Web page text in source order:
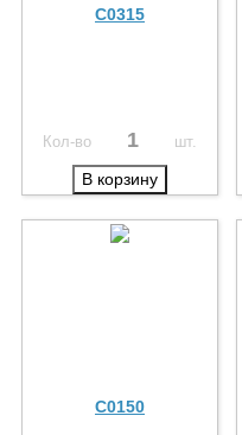
С0315
Кол-во шт.
В корзину
C0150